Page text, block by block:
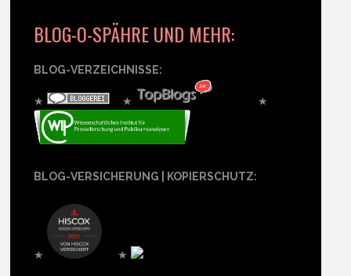
BLOG-O-SPÄHRE UND MEHR:
BLOG-VERZEICHNISSE:
★ ★ ★
BLOG-VERSICHERUNG | KOPIERSCHUTZ:
★ ★